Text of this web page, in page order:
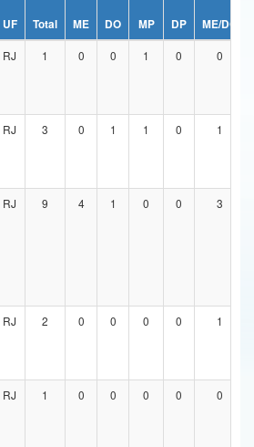
Inovações e Comunicações
dos Direitos Humanos
UF Total ME DO MP DP ME/DO
RJ 1 0 0 1 0 0
RJ 3 0 1 1 0 1
RJ 9 4 1 0 0 3
RJ 2 0 0 0 0 1
RJ 1 0 0 0 0 0